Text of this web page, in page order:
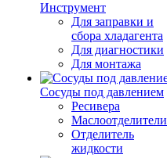
Инструмент
Для заправки и
сбора хладагента
Для диагностики
Для монтажа
Сосуды под давлением
Ресивера
Маслоотделители
Отделитель
жидкости